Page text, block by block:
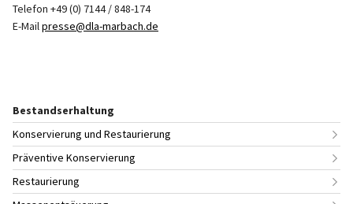
Telefon +49 (0) 7144 / 848-174
E-Mailpresse@dla-marbach.de
Bestandserhaltung
Konservierung und Restaurierung
Präventive Konservierung
Restaurierung